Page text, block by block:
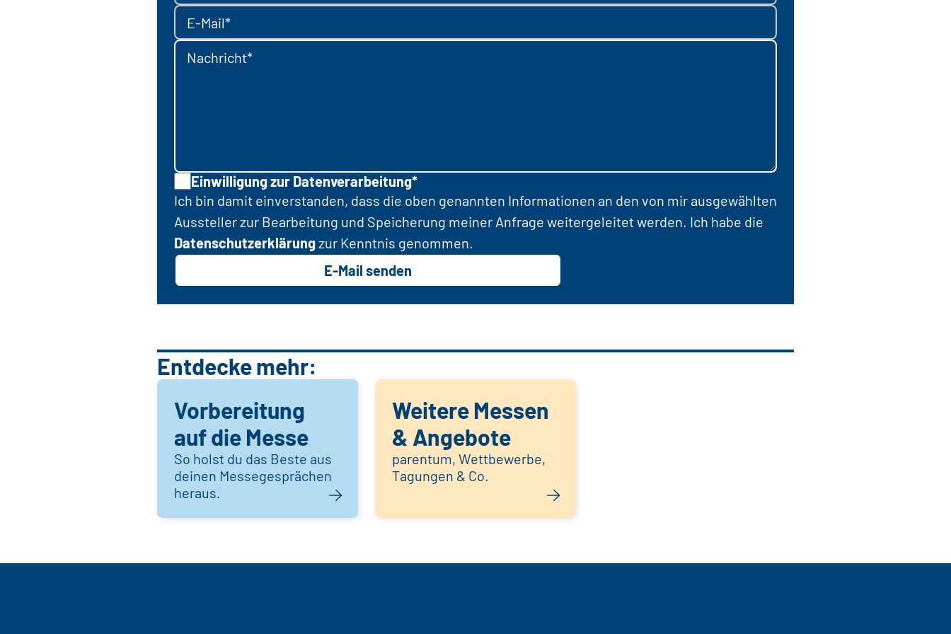
E-Mail*
Nachricht*
Einwilligung zur Datenverarbeitung*
Ich bin damit einverstanden, dass die oben genannten Informationen an den von mir ausgewählten
Aussteller zur Bearbeitung und Speicherung meiner Anfrage weitergeleitet werden. Ich habe die
Datenschutzerklärungzur Kenntnis genommen.
E-Mail senden
Entdecke mehr:
Vorbereitung
auf die Messe
So holst du das Beste aus
deinen Messegesprächen
heraus.
Weitere Messen
& Angebote
parentum, Wettbewerbe,
Tagungen & Co.